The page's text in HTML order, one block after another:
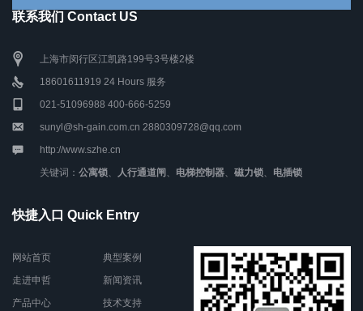
联系我们 Contact US
上海市闵行区江凯路199号3号楼2楼
18601611919 24 Hours 服务
021-51096988 400-666-5259
sunyl@sh-gain.com.cn 2880309728@qq.com
http://www.szhe.cn
关键词： 公寓锁、 人行通道闸 、 电梯控制器、 磁力锁、 电插锁
快捷入口 Quick Entry
网站首页
走进申哲
产品中心
典型案例
新闻资讯
技术支持